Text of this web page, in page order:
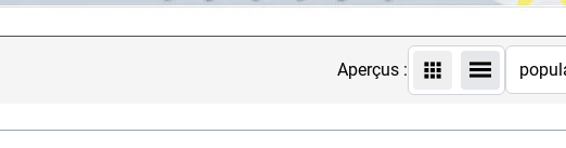
Aperçus :